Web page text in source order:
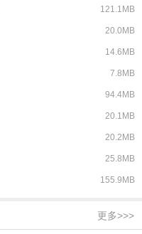
121.1MB
20.0MB
14.6MB
7.8MB
94.4MB
20.1MB
20.2MB
25.8MB
155.9MB
更多>>>